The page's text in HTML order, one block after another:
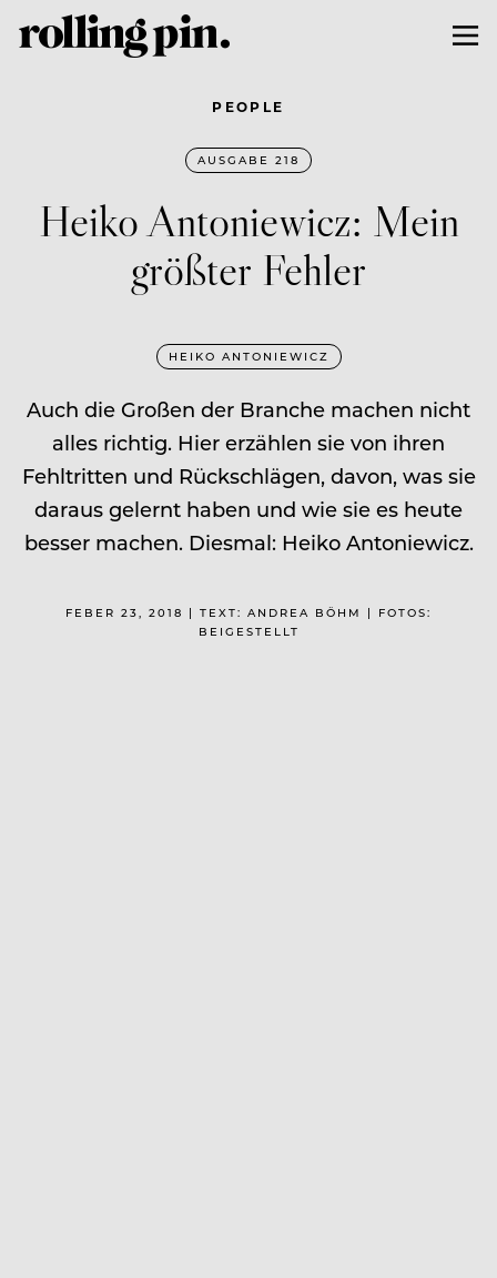
PEOPLE
AUSGABE 218
Heiko Antoniewicz: Mein
größter Fehler
HEIKO ANTONIEWICZ
Auch die Großen der Branche machen nicht
alles richtig. Hier erzählen sie von ihren
Fehltritten und Rückschlägen, davon, was sie
daraus gelernt haben und wie sie es heute
besser machen. Diesmal: Heiko Antoniewicz.
FEBER 23, 2018 | TEXT: ANDREA BÖHM | FOTOS:
BEIGESTELLT